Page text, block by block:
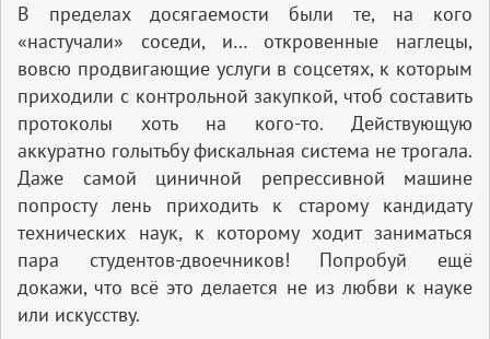
В пределах досягаемости были те, на кого
«настучали» соседи, и… откровенные наглецы,
вовсю продвигающие услуги в соцсетях, к которым
приходили с контрольной закупкой, чтоб составить
протоколы хоть на кого-то. Действующую
аккуратно голытьбу фискальная система не трогала.
Даже самой циничной репрессивной машине
попросту лень приходить к старому кандидату
технических наук, к которому ходит заниматься
пара студентов-двоечников! Попробуй ещё
докажи, что всё это делается не из любви к науке
или искусству.